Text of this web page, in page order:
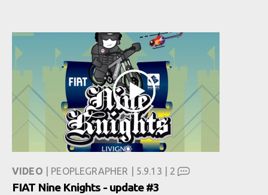
VIDEO | PEOPLEGRAPHER | 5.9.13 | 2
FIAT Nine Knights - update #3